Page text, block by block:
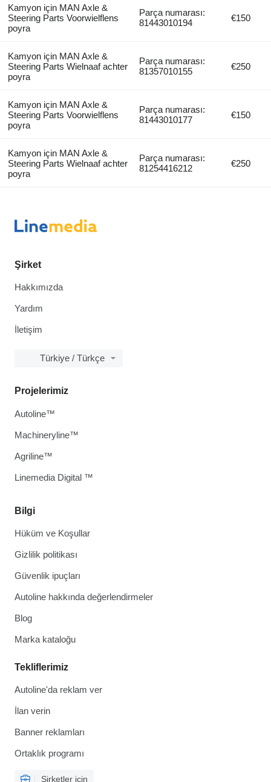
Kamyon için MAN Axle &
Steering Parts Voorwielflens
poyra
Parça numarası:
81443010194
€150
Kamyon için MAN Axle &
Steering Parts Wielnaaf achter
poyra
Parça numarası:
81357010155
€250
Kamyon için MAN Axle &
Steering Parts Voorwielflens
poyra
Parça numarası:
81443010177
€150
Kamyon için MAN Axle &
Steering Parts Wielnaaf achter
poyra
Parça numarası:
81254416212
€250
Şirket
Hakkımızda
Yardım
İletişim
Türkiye / Türkçe
Bilgi
Hüküm ve Koşullar
Gizlilik politikası
Güvenlik ipuçları
Autoline hakkında değerlendirmeler
Blog
Marka kataloğu
Tekliflerimiz
Autoline'da reklam ver
İlan verin
Banner reklamları
Ortaklık programı
Şirketler için
Projelerimiz
Autoline™
Machineryline™
Agriline™
Linemedia Digital ™